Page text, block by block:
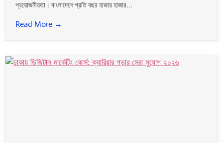
প্রয়োজনীয়তা। বাংলাদেশে প্রতি বছর হাজার হাজার...
Read More →